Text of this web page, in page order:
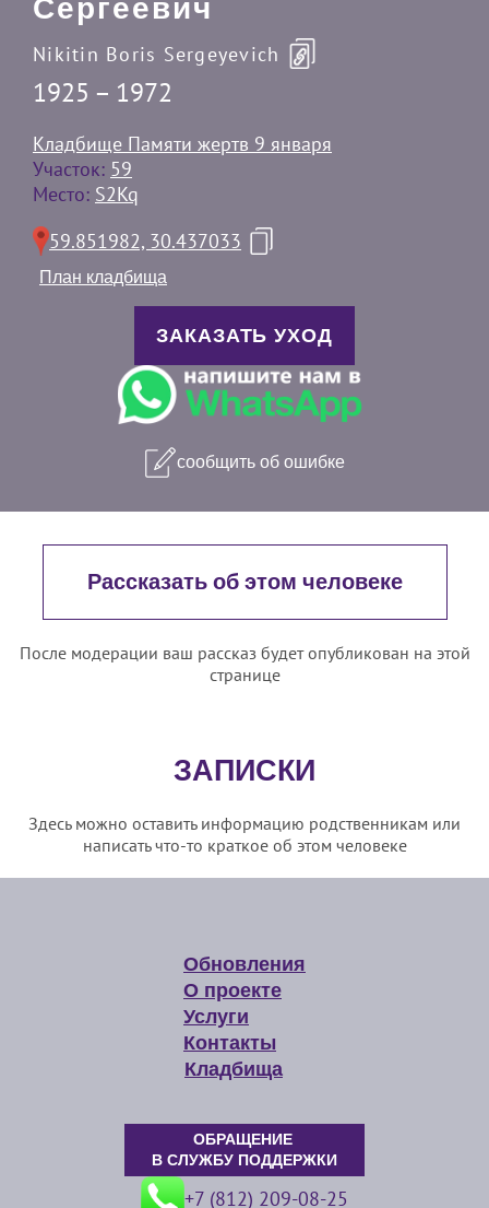
Сергеевич
Nikitin Boris Sergeyevich
1925 – 1972
Кладбище Памяти жертв 9 января
Участок: 59
Место: S2Kq
59.851982, 30.437033
План кладбища
ЗАКАЗАТЬ УХОД
сообщить об ошибке
Рассказать об этом человеке
После модерации ваш рассказ будет опубликован на этой
странице
ЗАПИСКИ
Здесь можно оставить информацию родственникам или
написать что-то краткое об этом человеке
Обновления
О проекте
Услуги
Контакты
Кладбища
ОБРАЩЕНИЕ
В СЛУЖБУ ПОДДЕРЖКИ
+7 (812) 209-08-25